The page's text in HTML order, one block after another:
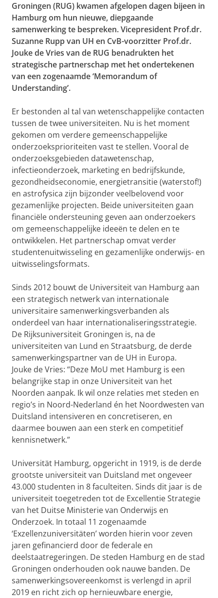
Groningen (RUG) kwamen afgelopen dagen bijeen in
Hamburg om hun nieuwe, diepgaande
samenwerking te bespreken. Vicepresident Prof.dr.
Suzanne Rupp van UH en CvB-voorzitter Prof.dr.
Jouke de Vries van de RUG benadrukten het
strategische partnerschap met het ondertekenen
van een zogenaamde ‘Memorandum of
Understanding’.
Er bestonden al tal van wetenschappelijke contacten
tussen de twee universiteiten. Nu is het moment
gekomen om verdere gemeenschappelijke
onderzoeksprioriteiten vast te stellen. Vooral de
onderzoeksgebieden datawetenschap,
infectieonderzoek, marketing en bedrijfskunde,
gezondheidseconomie, energietransitie (waterstof!)
en astrofysica zijn bijzonder veelbelovend voor
gezamenlijke projecten. Beide universiteiten gaan
financiële ondersteuning geven aan onderzoekers
om gemeenschappelijke ideeën te delen en te
ontwikkelen. Het partnerschap omvat verder
studentenuitwisseling en gezamenlijke onderwijs- en
uitwisselingsformats.
Sinds 2012 bouwt de Universiteit van Hamburg aan
een strategisch netwerk van internationale
universitaire samenwerkingsverbanden als
onderdeel van haar internationaliseringsstrategie.
De Rijksuniversiteit Groningen is, na de
universiteiten van Lund en Straatsburg, de derde
samenwerkingspartner van de UH in Europa.
Jouke de Vries: “Deze MoU met Hamburg is een
belangrijke stap in onze Universiteit van het
Noorden aanpak. Ik wil onze relaties met steden en
regio’s in Noord-Nederland én het Noordwesten van
Duitsland intensiveren en concretiseren, en
daarmee bouwen aan een sterk en competitief
kennisnetwerk.”
Universität Hamburg, opgericht in 1919, is de derde
grootste universiteit van Duitsland met ongeveer
43.000 studenten in 8 faculteiten. Sinds dit jaar is de
universiteit toegetreden tot de Excellentie Strategie
van het Duitse Ministerie van Onderwijs en
Onderzoek. In totaal 11 zogenaamde
‘Exzellenzuniversitäten’ worden hierin voor zeven
jaren gefinancierd door de federale en
deelstaatregeringen. De steden Hamburg en de stad
Groningen onderhouden ook nauwe banden. De
samenwerkingsovereenkomst is verlengd in april
2019 en richt zich op hernieuwbare energie,